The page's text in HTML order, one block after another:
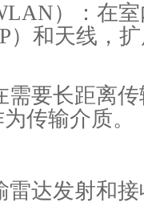
）：在室
）和天线，
要长距离传
传输介质。
达发射和接